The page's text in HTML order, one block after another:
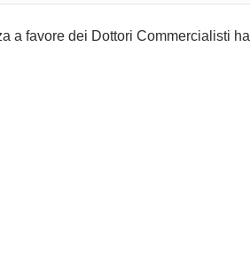
a favore dei Dottori Commercialisti